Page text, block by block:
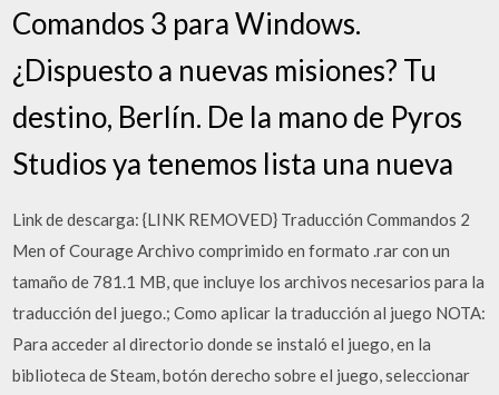
Comandos 3 para Windows.
¿Dispuesto a nuevas misiones? Tu
destino, Berlín. De la mano de Pyros
Studios ya tenemos lista una nueva
Link de descarga: {LINK REMOVED} Traducción Commandos 2
Men of Courage Archivo comprimido en formato .rar con un
tamaño de 781.1 MB, que incluye los archivos necesarios para la
traducción del juego.; Como aplicar la traducción al juego NOTA:
Para acceder al directorio donde se instaló el juego, en la
biblioteca de Steam, botón derecho sobre el juego, seleccionar